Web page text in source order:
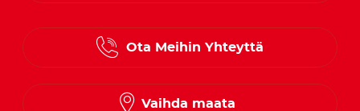
Norwegian
Ota Meihin Yhteyttä
Vaihda maata